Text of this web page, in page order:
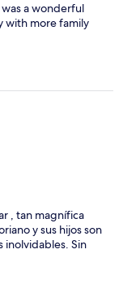
a wonderful
with more family
, tan magnífica
y sus hijos son
inolvidables. Sin